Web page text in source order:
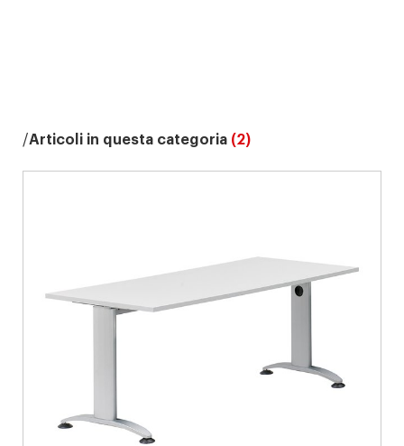
Articoli in questa categoria (2)